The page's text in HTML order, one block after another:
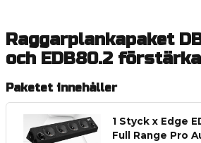
Raggarplankapaket
och EDB80.2
Paketet innehåller
1 Styck x Edge
Full Range Pro